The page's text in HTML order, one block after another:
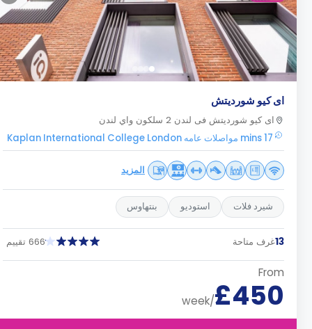
اى كيو شورديتش
اى كيو شورديتش فى لندن 2 سلكون واي لندن
17 mins مواصلات عامه Kaplan International College London
المزيد
شيرد فلات استوديو بنتهاوس
غرف متاحة 666 تقييم
From
£450
/week